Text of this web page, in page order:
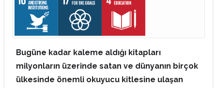
Bugüne kadar kaleme aldığı kitapları
milyonların üzerinde satan ve dünyanın birçok
ülkesinde önemli okuyucu kitlesine ulaşan